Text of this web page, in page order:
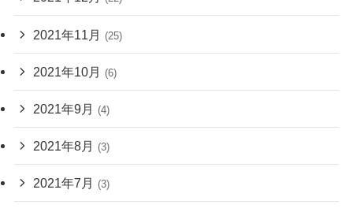
2021年11月 (25)
2021年10月 (6)
2021年9月 (4)
2021年8月 (3)
2021年7月 (3)